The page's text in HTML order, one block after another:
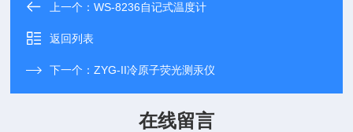
上一个：WS-8236自记式温度计
返回列表
下一个：ZYG-II冷原子荧光测汞仪
在线留言